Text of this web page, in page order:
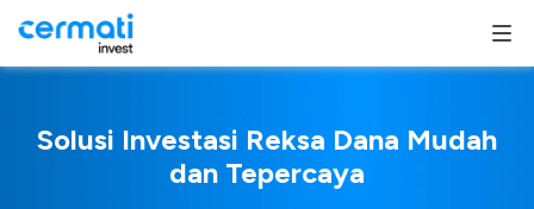
Solusi Investasi Reksa Dana Mudah
dan Tepercaya